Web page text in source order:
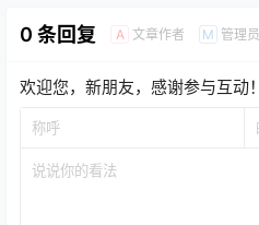
0 条回复 A 文章作者 M 管理员
欢迎您，新朋友，感谢参与互动！